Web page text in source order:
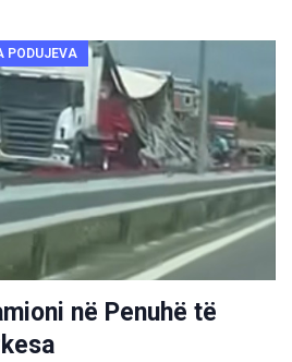
PODUJEVA
në Penuhë të